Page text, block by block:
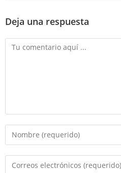
Deja una respuesta